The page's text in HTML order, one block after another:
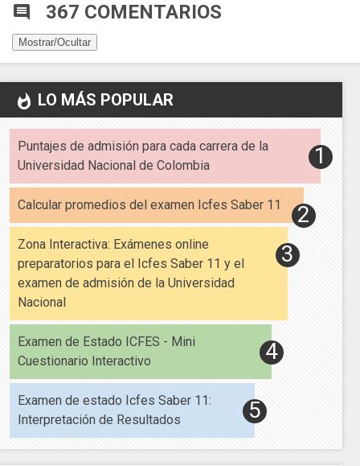
comment 367 COMENTARIOS
Mostrar/Ocultar
whatshot LO MÁS POPULAR
Puntajes de admisión para cada carrera de la
Universidad Nacional de Colombia
Calcular promedios del examen Icfes Saber 11
Zona Interactiva: Exámenes online
preparatorios para el Icfes Saber 11 y el
examen de admisión de la Universidad
Nacional
Examen de Estado ICFES - Mini
Cuestionario Interactivo
Examen de estado Icfes Saber 11:
Interpretación de Resultados